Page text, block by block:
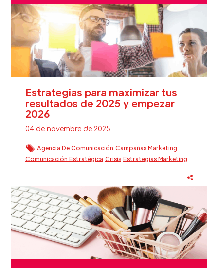
Liderazgo
Reputación Reputación De Marca
Reputación Marca
Estrategias para maximizar tus
resultados de 2025 y empezar
2026
04 de novembre de 2025
Agencia De Comunicación Campañas Marketing
Comunicación Estratégica Crisis Estrategias Marketing
Sector Beauty